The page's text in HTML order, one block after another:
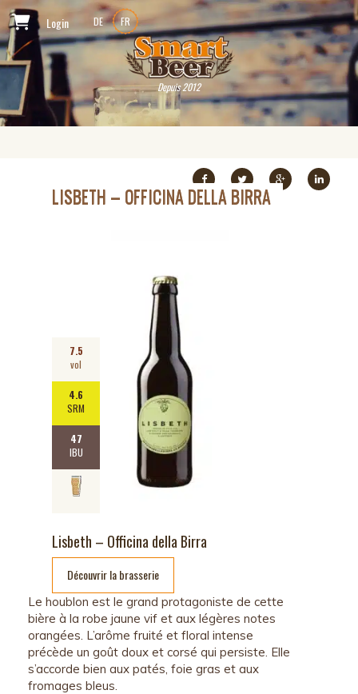
Login DE FR
Depuis 2012
LISBETH – OFFICINA DELLA BIRRA
Lisbeth – Officina della Birra
7.5
vol
4.6
SRM
47
IBU
Découvrir la brasserie
Le houblon est le grand protagoniste de cette
bière à la robe jaune vif et aux légères notes
orangées. L’arôme fruité et floral intense
précède un goût doux et corsé qui persiste. Elle
s’accorde bien aux patés, foie gras et aux
fromages bleus.